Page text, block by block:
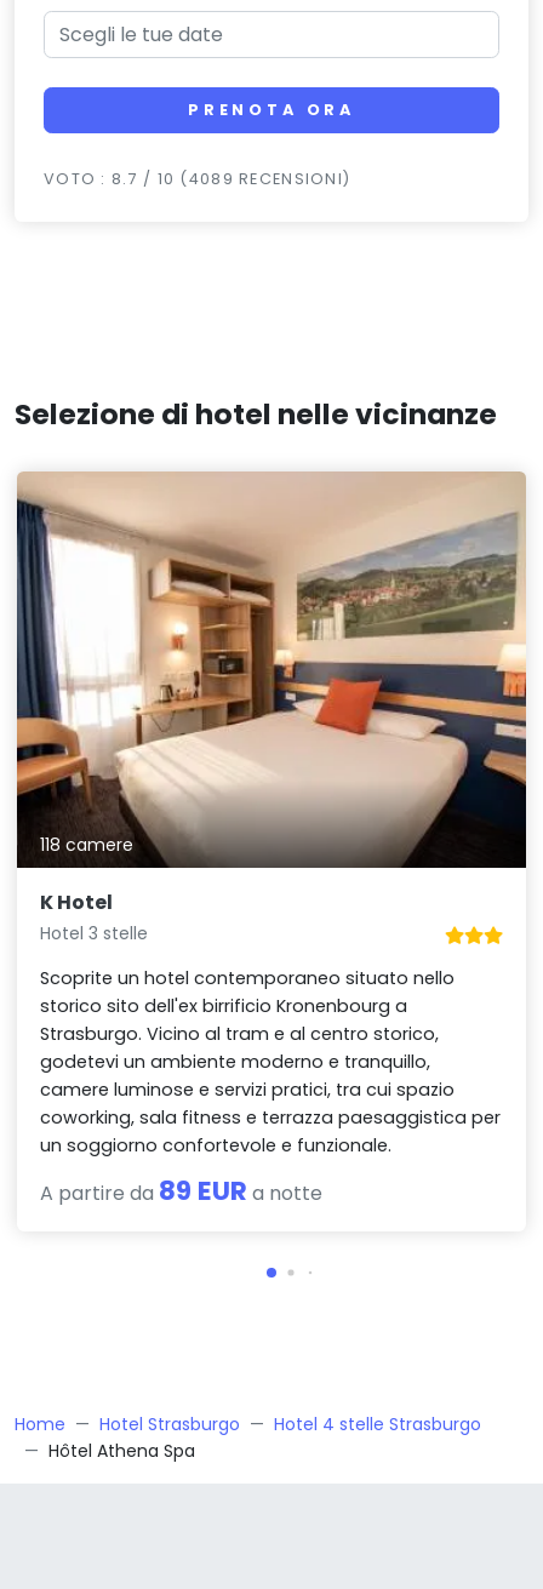
PRENOTA ORA
VOTO : 8.7 / 10 (4089 RECENSIONI)
Selezione di hotel nelle vicinanze
118 camere
K Hotel
Hotel 3 stelle
Scoprite un hotel contemporaneo situato nello
storico sito dell'ex birrificio Kronenbourg a
Strasburgo. Vicino al tram e al centro storico,
godetevi un ambiente moderno e tranquillo,
camere luminose e servizi pratici, tra cui spazio
coworking, sala fitness e terrazza paesaggistica per
un soggiorno confortevole e funzionale.
A partire da 89 EUR a notte
Home Hotel Strasburgo
Hotel 4 stelle Strasburgo
Hôtel Athena Spa